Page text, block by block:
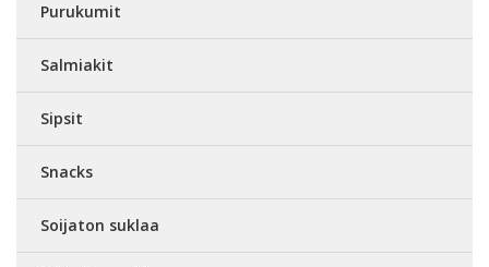
Purukumit
Salmiakit
Sipsit
Snacks
Soijaton suklaa